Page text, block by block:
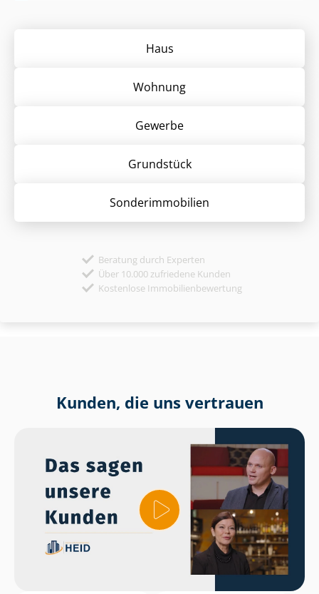
Haus
Wohnung
Gewerbe
Grund­stück
Sonder­immobilien
Beratung durch Experten
Über 10.000 zufriedene Kunden
Kostenlose Immobilienbewertung
Kunden, die uns vertrauen